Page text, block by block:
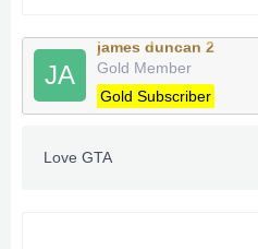
JA
james duncan 2
Gold Member
Gold Subscriber
Love GTA